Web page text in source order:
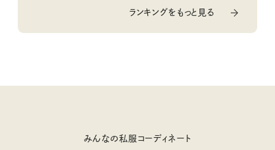
ランキングをもっと見る
みんなの私服コーディネート